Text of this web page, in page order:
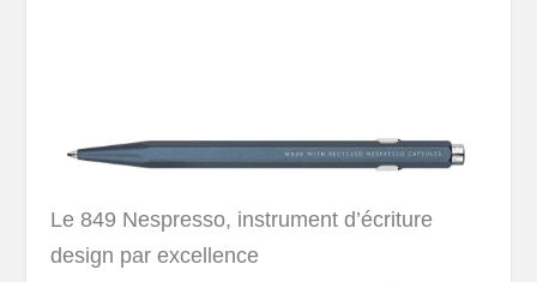
Le 849 Nespresso, instrument d’écriture
design par excellence